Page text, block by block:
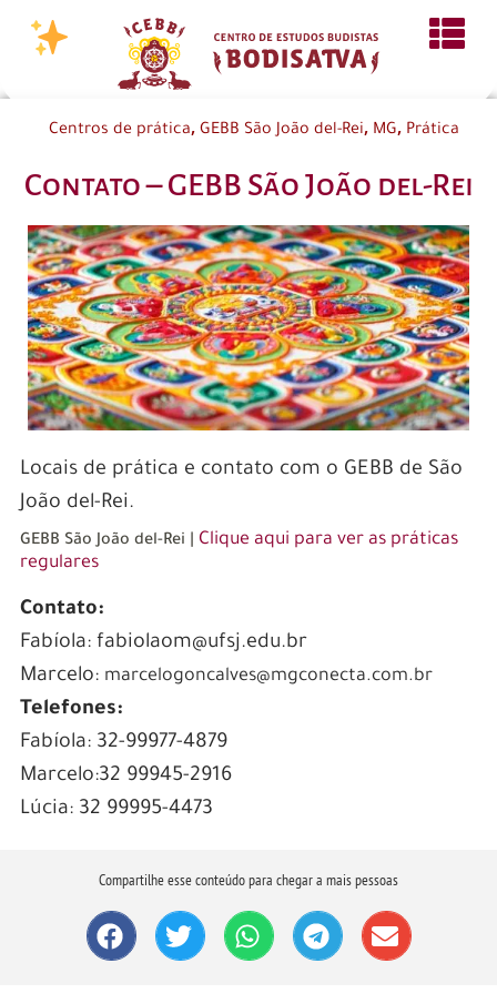
Centros de prática, GEBB São João del-Rei, MG, Prática
Contato – GEBB São João del-Rei
Locais de prática e contato com o GEBB de São
João del-Rei.
GEBB São João del-Rei | Clique aqui para ver as práticas
regulares
Contato:
Fabíola: fabiolaom@ufsj.edu.br
Marcelo: marcelogoncalves@mgconecta.com.br
Telefones:
Fabíola: 32-99977-4879
Marcelo:32 99945-2916
Lúcia: 32 99995-4473
Compartilhe esse conteúdo para chegar a mais pessoas